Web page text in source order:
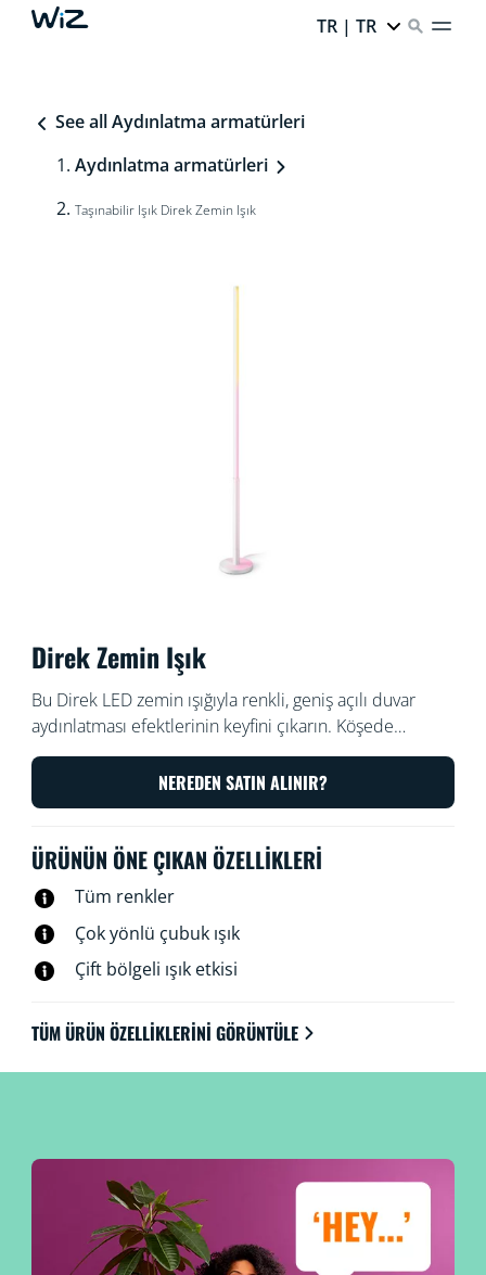
TR | TR
See all Aydınlatma armatürleri
Aydınlatma armatürleri
Taşınabilir Işık Direk Zemin Işık
Direk Zemin Işık
Bu Direk LED zemin ışığıyla renkli, geniş açılı duvar
aydınlatması efektlerinin keyfini çıkarın. Köşede
uzunlamasına kullanılarak, yumuşak, gradyan bir ışık
üreten çift bölgeli aydınlatma sayesinde bir ambiyans
oluşturur. Ayağı çıkarılarak kanepenizin altına veya
ailenizle birlikte dinleneceğiniz sakin bir ortam
NEREDEN SATIN ALINIR?
ÜRÜNÜN ÖNE ÇIKAN ÖZELLIKLERI
Tüm renkler
Çok yönlü çubuk ışık
Çift bölgeli ışık etkisi
TÜM ÜRÜN ÖZELLIKLERINI GÖRÜNTÜLE